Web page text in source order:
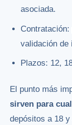
asociada.
validación de
Plazos: 12,
El punto más
sirven para
depósitos a 18